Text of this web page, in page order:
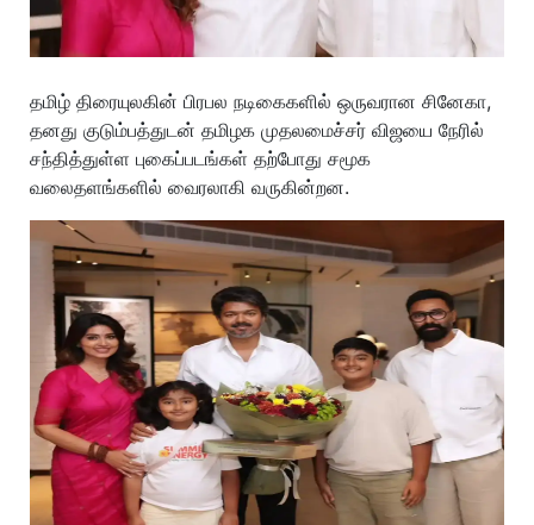
தமிழ் திரையுலகின் பிரபல நடிகைகளில் ஒருவரான சினேகா,
தனது குடும்பத்துடன் தமிழக முதலமைச்சர் விஜயை நேரில்
சந்தித்துள்ள புகைப்படங்கள் தற்போது சமூக
வலைதளங்களில் வைரலாகி வருகின்றன.